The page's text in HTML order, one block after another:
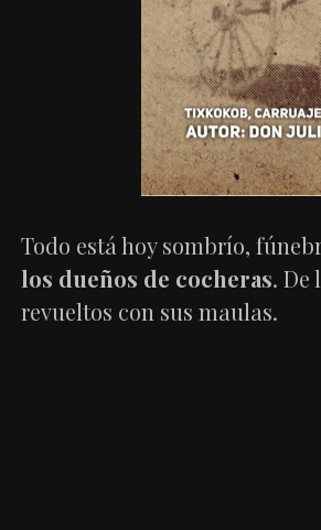
Todo está hoy sombrío,
los dueños de cocheras. De
revueltos con sus maulas.